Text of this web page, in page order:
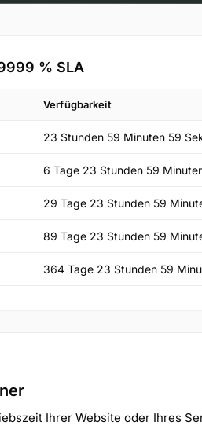
% SLA
Verfügbarkeit
23 Stunden 59 Minuten 59
6 Tage 23 Stunden 59
29 Tage 23 Stunden 59
89 Tage 23 Stunden 59
364 Tage 23 Stunden 59
Ihrer Website oder Ihres